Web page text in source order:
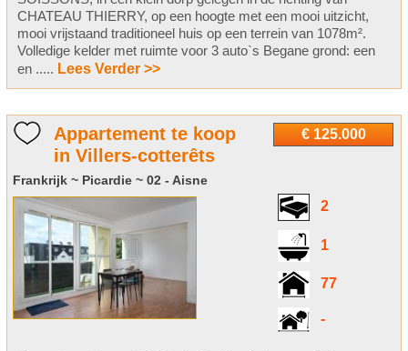
CHATEAU THIERRY, op een hoogte met een mooi uitzicht,
mooi vrijstaand traditioneel huis op een terrein van 1078m².
Volledige kelder met ruimte voor 3 auto`s Begane grond: een
en ..... Lees Verder >>
€ 125.000
Appartement te koop
in Villers-cotterêts
Frankrijk ~ Picardie ~ 02 - Aisne
2
1
77
-